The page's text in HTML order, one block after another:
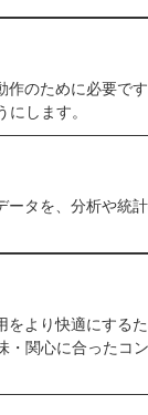
です。
、日本国内
・「エコノ
作のために必要で
します。
タを、分析や統
をより快適にする
関心に合ったコ